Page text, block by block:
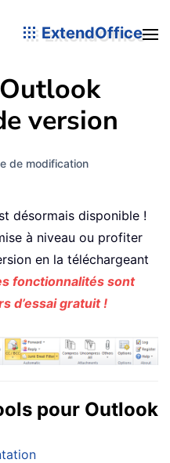
ExtendOffice
version
de modification
désormais disponible !
à niveau ou profiter
en la téléchargeant
fonctionnalités sont
d’essai gratuit !
pour Outlook